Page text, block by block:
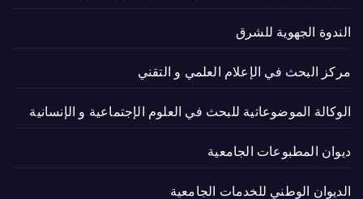
الندوة الجهوية للشرق
مركز البحث في الإعلام العلمي و التقني
الوكالة الموضوعاتية للبحث في العلوم الإجتماعية و الإنسانية
ديوان المطبوعات الجامعية
الديوان الوطني للخدمات الجامعية